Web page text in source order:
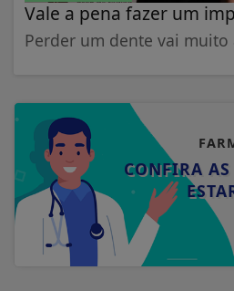
Vale a pena fazer um
Perder um dente vai muito
CONFIRA